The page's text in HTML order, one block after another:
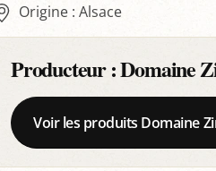
Origine : Alsace
Producteur :Domaine
Voir les produits Domaine